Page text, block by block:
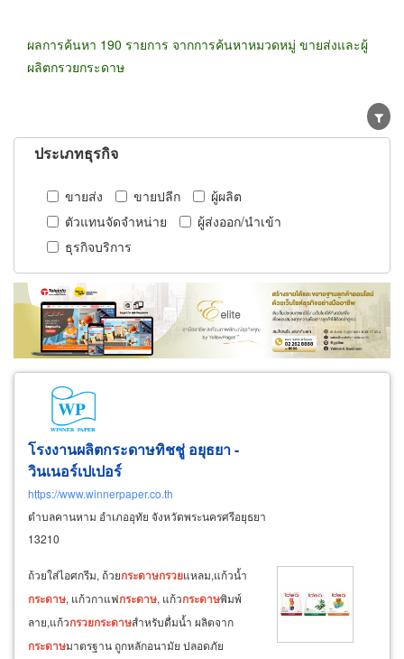
ผลการค้นหา 190 รายการ จากการค้นหาหมวดหมู่ ขายส่งและผู้
ผลิตกรวยกระดาษ
ประเภทธุรกิจ
ขายส่ง ขายปลีก
ผู้ผลิต
ตัวแทนจัดจำหน่าย
ผู้ส่งออก/นำเข้า
ธุรกิจบริการ
โรงงานผลิตกระดาษทิชชู่ อยุธยา -
วินเนอร์เปเปอร์
https://www.winnerpaper.co.th
ตำบลคานหาม อำเภออุทัย จังหวัดพระนครศรีอยุธยา
13210
ถ้วยใส่ไอศกรีม, ถ้วยกระดาษกรวยแหลม,แก้วน้ำ
กระดาษ, แก้วกาแฟกระดาษ, แก้วกระดาษพิมพ์
ลาย,แก้วกรวยกระดาษสำหรับดื่มน้ำ ผลิตจาก
กระดาษมาตรฐาน ถูกหลักอนามัย ปลอดภัย